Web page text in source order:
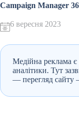
Campaign Manager
6 вересня 2023
Медійна реклама є
аналітики. Тут
— перегляд